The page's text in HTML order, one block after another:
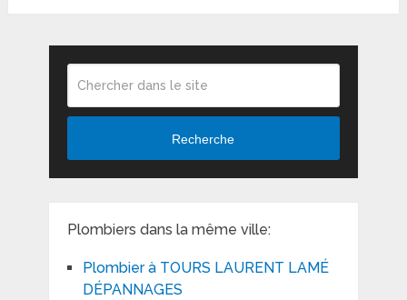
Recherche
Plombiers dans la même ville:
Plombier à TOURS LAURENT LAMÉ
DÉPANNAGES